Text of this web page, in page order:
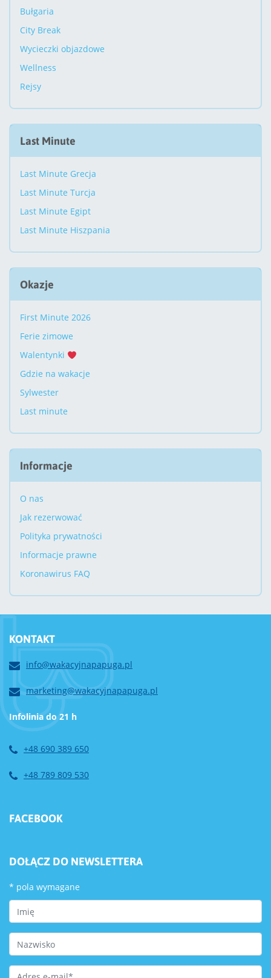
Bułgaria
City Break
Wycieczki objazdowe
Wellness
Rejsy
Last Minute
Last Minute Grecja
Last Minute Turcja
Last Minute Egipt
Last Minute Hiszpania
Okazje
First Minute 2026
Ferie zimowe
Walentynki
Gdzie na wakacje
Sylwester
Last minute
Informacje
O nas
Jak rezerwować
Polityka prywatności
Informacje prawne
Koronawirus FAQ
KONTAKT
info@wakacyjnapapuga.pl
marketing@wakacyjnapapuga.pl
Infolinia do 21 h
+48 690 389 650
+48 789 809 530
FACEBOOK
DOŁĄCZ DO NEWSLETTERA
* pola wymagane
First Name
Last Name
Email Address*